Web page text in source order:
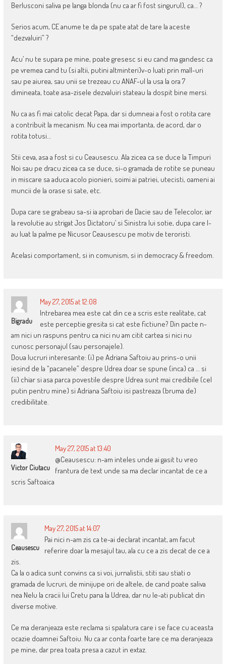
Berlusconi saliva pe langa blonda (nu ca ar fi fost singurul), ca… ?
Serios acum, CE anume te da pe spate atat de tare la aceste
“dezvaluiri” ?
Acu’ nu te supara pe mine, poate gresesc si eu cand ma gandesc ca
pe vremea cand tu (si altii, putini altminteri)v-o luati prin mall-uri
sau pe aiurea, sau unii se trezeau cu ANAF-ul la usa la ora 7
dimineata, toate asa-zisele dezvaluiri stateau la dospit bine mersi.
Nu ca as fi mai catolic decat Papa, dar si dumneai a fost o rotita care
a contribuit la mecanism. Nu cea mai importanta, de acord, dar o
rotita totusi…
Stii ceva, asa a fost si cu Ceausescu. Ala zicea ca se duce la Timpuri
Noi sau pe dracu zicea ca se duce, si-o gramada de rotite se puneau
in miscare sa aduca acolo pionieri, soimi ai patriei, utecisti, oameni ai
muncii de la orase si sate, etc.
Dupa care se grabeau sa-si ia aprobari de Dacie sau de Telecolor, iar
la revolutie au strigat Jos Dictatoru’ si Sinistra lui sotie, dupa care l-
au luat la palme pe Nicusor Ceausescu pe motiv de teroristi.
Acelasi comportament, si in comunism, si in democracy & freedom.
Bigradu
May 27, 2015 at 12:08
Intrebarea mea este cat din ce a scris este realitate, cat
este perceptie gresita si cat este fictiune? Din pacte n-
am nici un raspuns pentru ca nici nu am citit cartea si nici nu
cunosc personajul (sau personajele).
Doua lucruri interesante: (i) pe Adriana Saftoiu au prins-o unii
iesind de la “pacanele” despre Udrea doar se spune (inca) ca … si
(ii) chiar si asa parca povestile despre Udrea sunt mai credibile (cel
putin pentru mine) si Adriana Saftoiu isi pastreaza (bruma de)
credibilitate.
Victor Ciutacu
May 27, 2015 at 13:40
@Ceausescu: n-am inteles unde ai gasit tu vreo
frantura de text unde sa ma declar incantat de ce a
scris Saftoaica
Ceausescu
May 27, 2015 at 14:07
Pai nici n-am zis ca te-ai declarat incantat, am facut
referire doar la mesajul tau, ala cu ce a zis decat de ce a
zis.
Ca la o adica sunt convins ca si voi, jurnalistii, stiti sau stiati o
gramada de lucruri, de minijupe ori de altele, de cand poate saliva
nea Nelu la cracii lui Cretu pana la Udrea, dar nu le-ati publicat din
diverse motive.
Ce ma deranjeaza este reclama si spalatura care i se face cu aceasta
ocazie doamnei Saftoiu. Nu ca ar conta foarte tare ce ma deranjeaza
pe mine, dar prea toata presa a cazut in extaz.